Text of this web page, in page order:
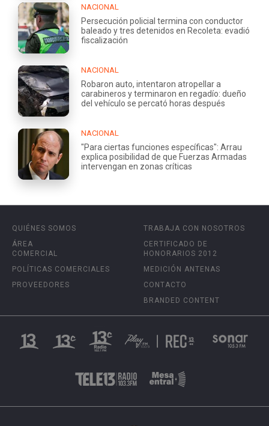
NACIONAL
Persecución policial termina con conductor
baleado y tres detenidos en Recoleta: evadió
fiscalización
NACIONAL
Robaron auto, intentaron atropellar a
carabineros y terminaron en regadío: dueño
del vehículo se percató horas después
NACIONAL
"Para ciertas funciones específicas": Arrau
explica posibilidad de que Fuerzas Armadas
intervengan en zonas críticas
QUIÉNES SOMOS
ÁREA
COMERCIAL
POLÍTICAS COMERCIALES
PROVEEDORES
TRABAJA CON NOSOTROS
CERTIFICADO DE
HONORARIOS 2012
MEDICIÓN ANTENAS
CONTACTO
BRANDED CONTENT